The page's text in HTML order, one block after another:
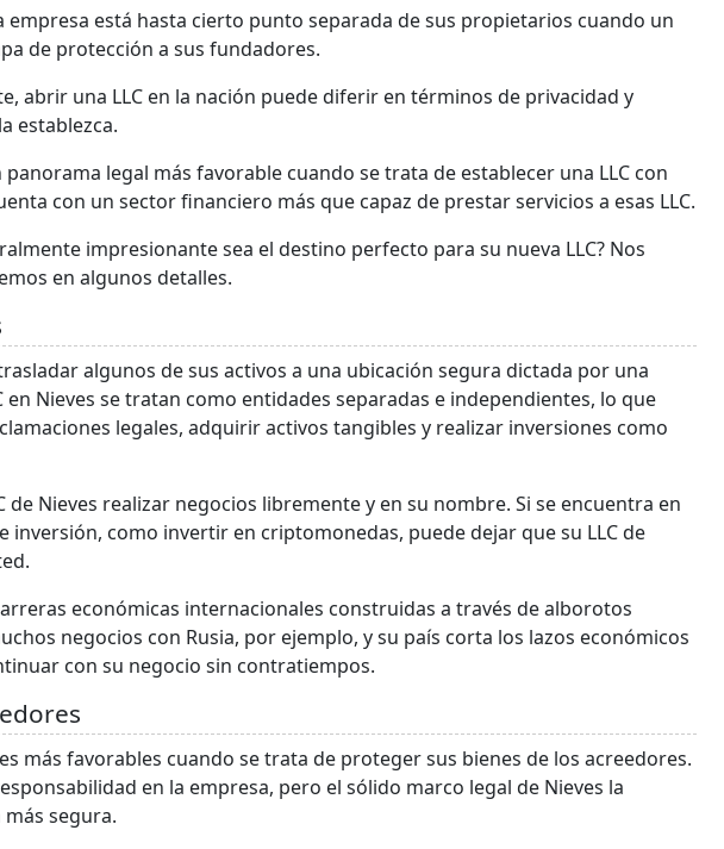
está hasta cierto punto separada de sus propietarios cuando un
de protección a sus fundadores.
abrir una LLC en la nación puede diferir en términos de privacidad y
establezca.
legal más favorable cuando se trata de establecer una LLC con
con un sector financiero más que capaz de prestar servicios a esas LLC.
impresionante sea el destino perfecto para su nueva LLC? Nos
en algunos detalles.
algunos de sus activos a una ubicación segura dictada por una
en Nieves se tratan como entidades separadas e independientes, lo que
legales, adquirir activos tangibles y realizar inversiones como
de Nieves realizar negocios libremente y en su nombre. Si se encuentra en
como invertir en criptomonedas, puede dejar que su LLC de
económicas internacionales construidas a través de alborotos
negocios con Rusia, por ejemplo, y su país corta los lazos económicos
con su negocio sin contratiempos.
más favorables cuando se trata de proteger sus bienes de los acreedores.
en la empresa, pero el sólido marco legal de Nieves la
segura.